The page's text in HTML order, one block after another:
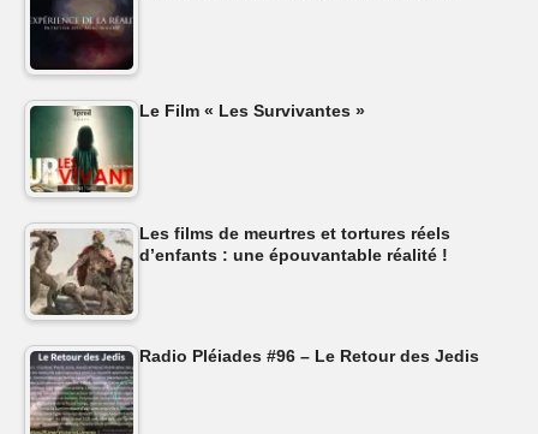
Le Film « Les Survivantes »
Les films de meurtres et tortures réels
d’enfants : une épouvantable réalité !
Radio Pléiades #96 – Le Retour des Jedis